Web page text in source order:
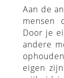
Aan de
mensen
Door je
andere
eigen